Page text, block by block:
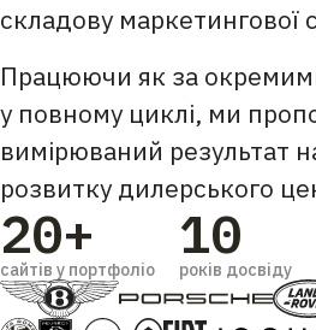
складову маркетингової
Працюючи як за
у повному циклі, ми
вимірюваний результат
розвитку дилерського
20+
сайтів у портфоліо
10
років досвіду